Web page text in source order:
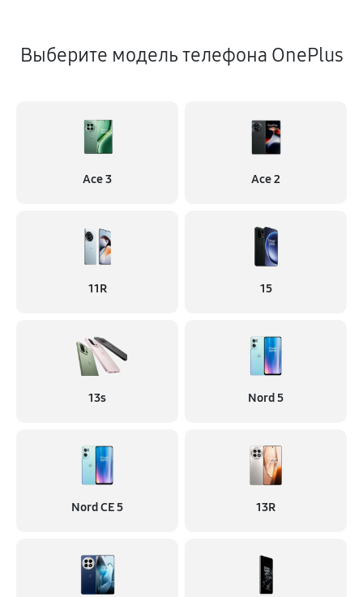
Выберите модель телефона OnePlus
Ace 3 Ace 2
11R 15
13s Nord 5
Nord CE 5 13R